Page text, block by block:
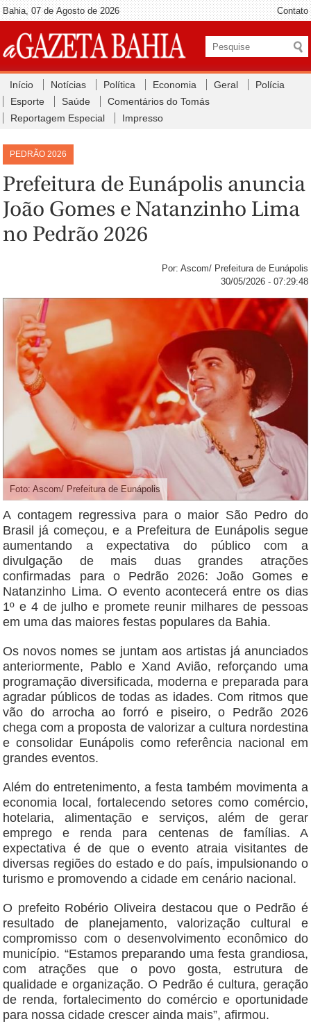
Bahia, 07 de Agosto de 2026 Contato
Início Notícias Política Economia Geral
Polícia
Esporte
Saúde
Comentários do Tomás
Reportagem Especial
Impresso
PEDRÃO 2026
Prefeitura de Eunápolis anuncia
João Gomes e Natanzinho Lima
no Pedrão 2026
Por: Ascom/ Prefeitura de Eunápolis
30/05/2026 - 07:29:48
Foto: Ascom/ Prefeitura de Eunápolis
A contagem regressiva para o maior São Pedro do
Brasil já começou, e a Prefeitura de Eunápolis segue
aumentando a expectativa do público com a
divulgação de mais duas grandes atrações
confirmadas para o Pedrão 2026: João Gomes e
Natanzinho Lima. O evento acontecerá entre os dias
1º e 4 de julho e promete reunir milhares de pessoas
em uma das maiores festas populares da Bahia.
Os novos nomes se juntam aos artistas já anunciados
anteriormente, Pablo e Xand Avião, reforçando uma
programação diversificada, moderna e preparada para
agradar públicos de todas as idades. Com ritmos que
vão do arrocha ao forró e piseiro, o Pedrão 2026
chega com a proposta de valorizar a cultura nordestina
e consolidar Eunápolis como referência nacional em
grandes eventos.
Além do entretenimento, a festa também movimenta a
economia local, fortalecendo setores como comércio,
hotelaria, alimentação e serviços, além de gerar
emprego e renda para centenas de famílias. A
expectativa é de que o evento atraia visitantes de
diversas regiões do estado e do país, impulsionando o
turismo e promovendo a cidade em cenário nacional.
O prefeito Robério Oliveira destacou que o Pedrão é
resultado de planejamento, valorização cultural e
compromisso com o desenvolvimento econômico do
município. “Estamos preparando uma festa grandiosa,
com atrações que o povo gosta, estrutura de
qualidade e organização. O Pedrão é cultura, geração
de renda, fortalecimento do comércio e oportunidade
para nossa cidade crescer ainda mais”, afirmou.